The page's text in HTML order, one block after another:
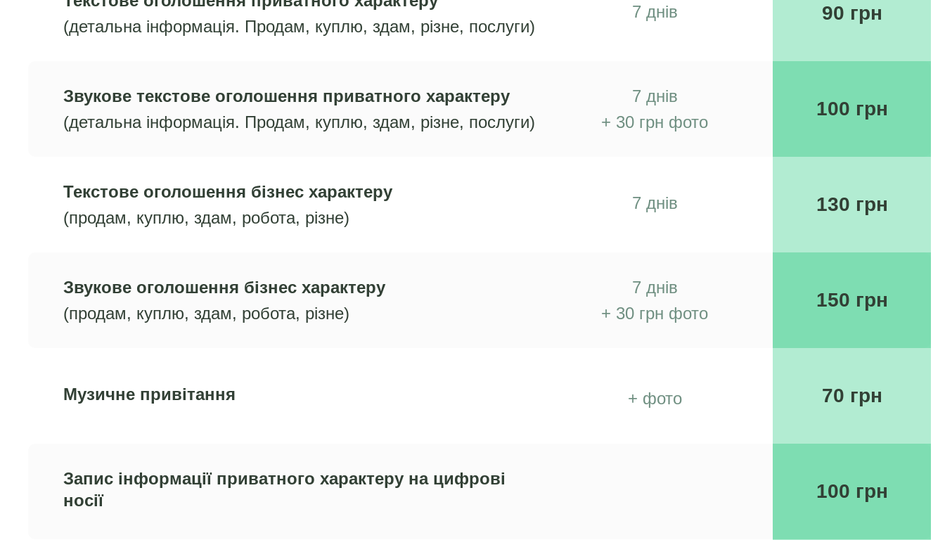
(детальна інформація. Продам, куплю, здам, різне, послуги)
7 днів 90 грн
Звукове текстове оголошення приватного характеру
(детальна інформація. Продам, куплю, здам, різне, послуги)
7 днів
+ 30 грн фото
100 грн
Текстове оголошення бізнес характеру
(продам, куплю, здам, робота, різне)
7 днів 130 грн
Звукове оголошення бізнес характеру
(продам, куплю, здам, робота, різне)
7 днів
+ 30 грн фото
150 грн
Музичне привітання + фото 70 грн
Запис інформації приватного характеру на цифрові
носії
100 грн